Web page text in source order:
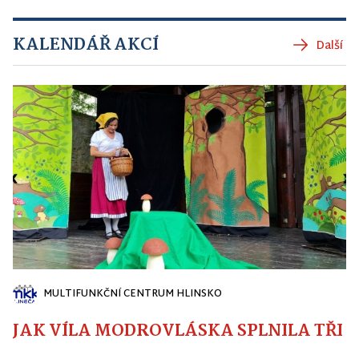
KALENDÁŘ AKCÍ Další
MULTIFUNKČNÍ CENTRUM HLINSKO
JAK VÍLA MODROVLÁSKA SPLNILA